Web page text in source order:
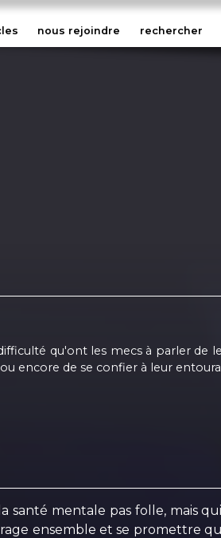
nous rejoindre rechercher
qu'ont les mecs à parler de
encore de se confier à leur
santé mentale pas folle, mais
ensemble et se promettre